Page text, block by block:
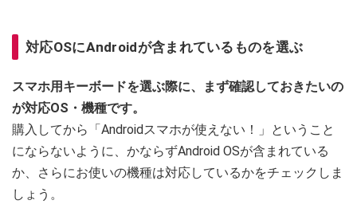
対応OSにAndroidが含まれているものを選ぶ
スマホ用キーボードを選ぶ際に、まず確認しておきたいの
が対応OS・機種です。
購入してから「Androidスマホが使えない！」ということ
にならないように、かならずAndroid OSが含まれている
か、さらにお使いの機種は対応しているかをチェックしま
しょう。